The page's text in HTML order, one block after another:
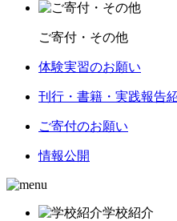
ご寄付・その他
体験実習のお願い
刊行・書籍・実践報告
ご寄付のお願い
情報公開
学校紹介